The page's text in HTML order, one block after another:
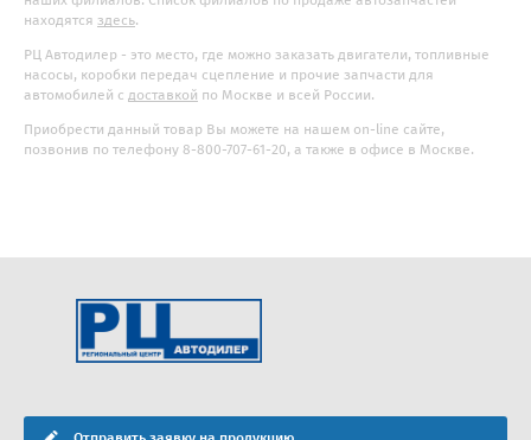
находятся здесь.
РЦ Автодилер - это место, где можно заказать двигатели, топливные
насосы, коробки передач сцепление и прочие запчасти для
автомобилей с доставкой по Москве и всей России.
Приобрести данный товар Вы можете на нашем on-line сайте,
позвонив по телефону 8-800-707-61-20, а также в офисе в Москве.